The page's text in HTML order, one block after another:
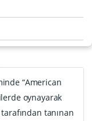
“American
oynayarak
tanınan